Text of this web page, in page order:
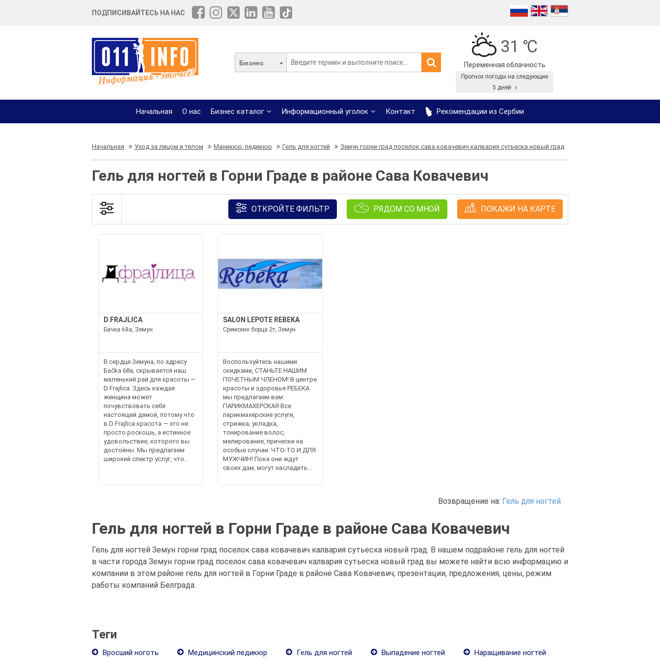
ПОДПИСИВАЙТЕСЬ НА НАС
Бизнес
31 ℃
Переменная облачность
Прогноз погоды на следующие
5 дней
Начальная О нас Бизнес каталог Информационный уголок Контакт Рекомендации из Сербии
Начальная Уход за лицом и телом Маникюр, педикюр Гель для ногтей Земун горни град поселок сава ковачевич калвария сутьеска новый град
Гель для ногтей в Горни Граде в районе Сава Ковачевич
ОТКРОЙТЕ ФИЛЬТР РЯДОМ СО МНОЙ ПОКАЖИ НА КАРТЕ
D FRAJLICA
Бачка 68а, Земун
В сердце Земуна, по адресу
Баčka 68а, скрывается наш
маленький рай для красоты —
D Frajlica. Здесь каждая
женщина может
почувствовать себя
настоящей дамой, потому что
в D Frajlica красота — это не
просто роскошь, а истинное
удовольствие, которого вы
достойны. Мы предлагаем
широкий спектр услуг, что...
SALON LEPOTE REBEKA
Сремских борца 2т, Земун
Воспользуйтесь нашими
скидками, СТАНЬТЕ НАШИМ
ПОЧЕТНЫМ ЧЛЕНОМ! В центре
красоты и здоровья РЕБЕКА
мы предлагаем вам:
ПАРИКМАХЕРСКАЯ Все
парикмахерские услуги,
стрижка, укладка,
тонирование волос,
мелирование, прически на
особые случаи. ЧТО-ТО И ДЛЯ
МУЖЧИН! Пока они ждут
своих дам, могут насладить...
Возвращение на: Гель для ногтей
Гель для ногтей в Горни Граде в районе Сава Ковачевич
Гель для ногтей Земун горни град поселок сава ковачевич калвария сутьеска новый град. В нашем подрайоне гель для ногтей
в части города Земун горни град поселок сава ковачевич калвария сутьеска новый град вы можете найти всю информацию и
компании в этом районе гель для ногтей в Горни Граде в районе Сава Ковачевич, презентации, предложения, цены, режим
работы компаний Белграда.
Теги
Вросший ноготь Медицинский педикюр Гель для ногтей Выпадение ногтей Наращивание ногтей